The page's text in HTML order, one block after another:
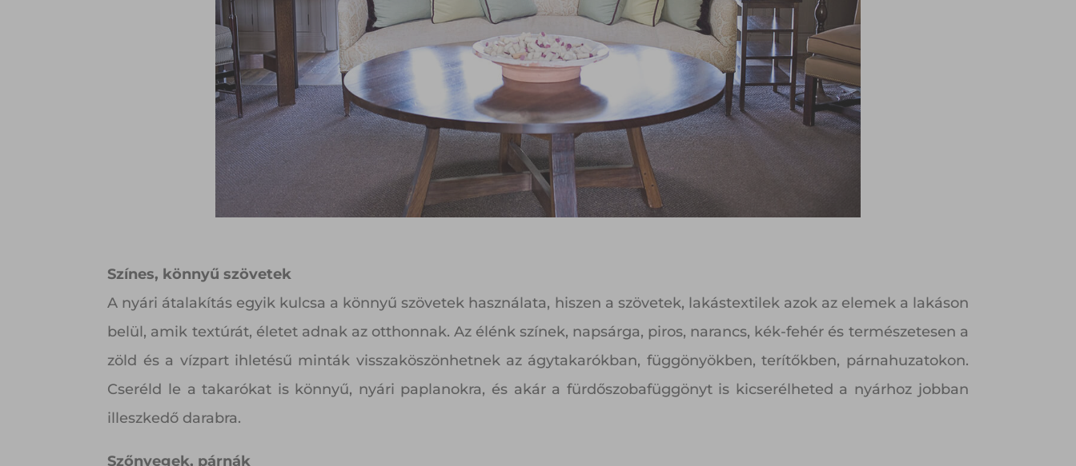
Színes, könnyű szövetek
A nyári átalakítás egyik kulcsa a könnyű szövetek használata, hiszen a szövetek, lakástextilek azok az elemek a lakáson
belül, amik textúrát, életet adnak az otthonnak. Az élénk színek, napsárga, piros, narancs, kék-fehér és természetesen a
zöld és a vízpart ihletésű minták visszaköszönhetnek az ágytakarókban, függönyökben, terítőkben, párnahuzatokon.
Cseréld le a takarókat is könnyű, nyári paplanokra, és akár a fürdőszobafüggönyt is kicserélheted a nyárhoz jobban
illeszkedő darabra.
Szőnyegek, párnák